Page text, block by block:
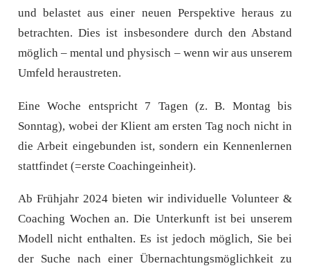
und belastet aus einer neuen Perspektive heraus zu
betrachten. Dies ist insbesondere durch den Abstand
möglich – mental und physisch – wenn wir aus unserem
Umfeld heraustreten.
Eine Woche entspricht 7 Tagen (z. B. Montag bis
Sonntag), wobei der Klient am ersten Tag noch nicht in
die Arbeit eingebunden ist, sondern ein Kennenlernen
stattfindet (=erste Coachingeinheit).
AbFrühjahr 2024 bieten wir individuelle Volunteer &
Coaching Wochen an. Die Unterkunft ist bei unserem
Modell nicht enthalten. Es ist jedoch möglich, Sie bei
der Suche nach einer Übernachtungsmöglichkeit zu